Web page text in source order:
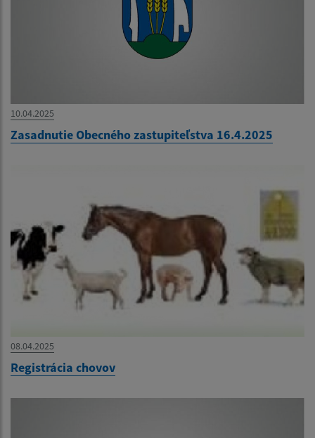
10.04.2025
Zasadnutie Obecného zastupiteľstva 16.4.2025
08.04.2025
Registrácia chovov